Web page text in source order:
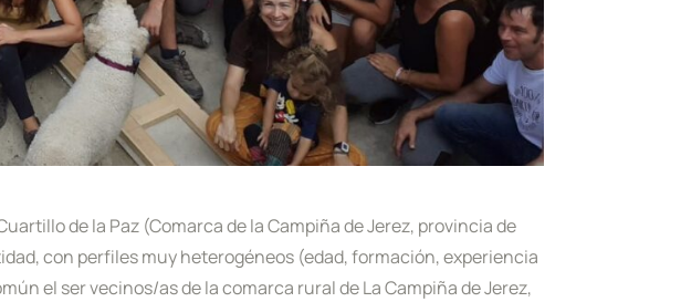
de la Paz (Comarca de la Campiña de Jerez, provincia de
con perfiles muy heterogéneos (edad, formación, experiencia
el ser vecinos/as de la comarca rural de La Campiña de Jerez,